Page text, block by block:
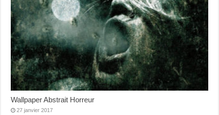
Wallpaper Abstrait Horreur
27 janvier 2017